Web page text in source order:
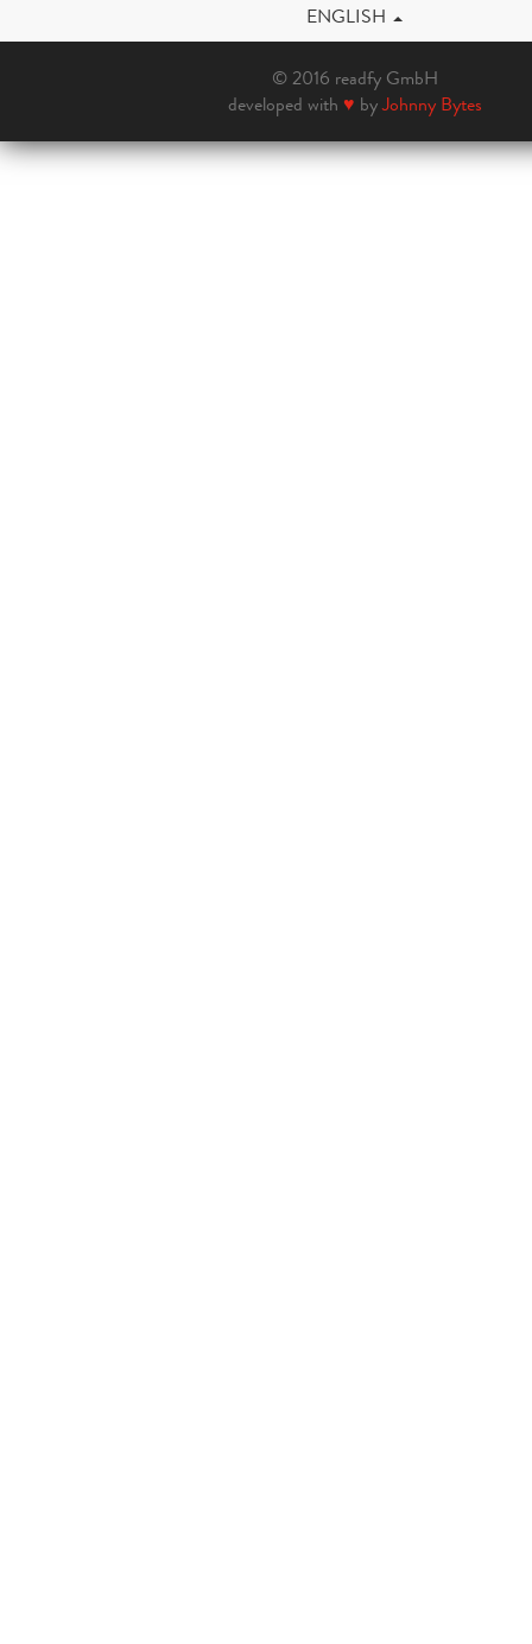
ENGLISH
© 2016 readfy GmbH
developed with ♥ byJohnny Bytes